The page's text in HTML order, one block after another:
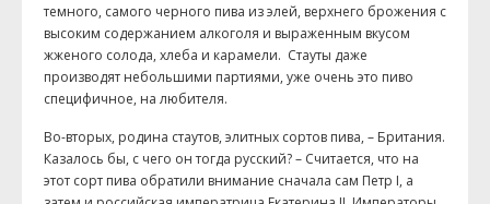
темного, самого черного пива из элей, верхнего брожения с
высоким содержанием алкоголя и выраженным вкусом
жженого солода, хлеба и карамели. Стауты даже
производят небольшими партиями, уже очень это пиво
специфичное, на любителя.
Во-вторых, родина стаутов, элитных сортов пива, – Британия.
Казалось бы, с чего он тогда русский? – Считается, что на
этот сорт пива обратили внимание сначала сам Петр I, а